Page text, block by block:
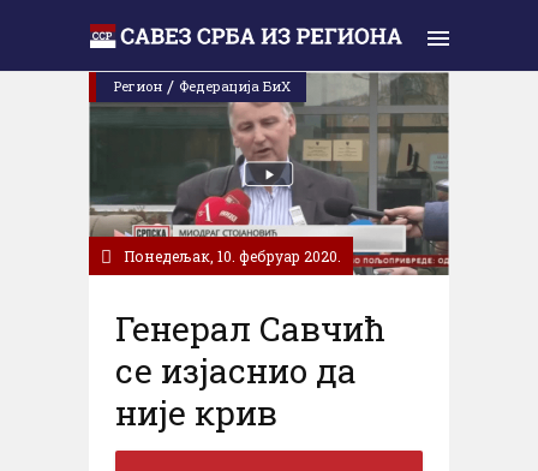
Регион / Федерација БиХ
Понедељак, 10. фебруар 2020.
Генерал Савчић
се изјаснио да
није крив